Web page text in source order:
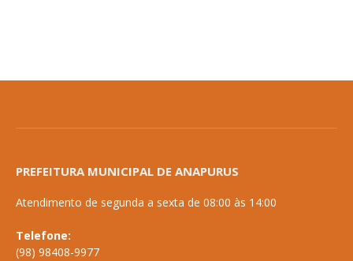
PREFEITURA MUNICIPAL DE ANAPURUS
Atendimento de segunda a sexta de 08:00 às 14:00
Telefone:
(98) 98408-9977